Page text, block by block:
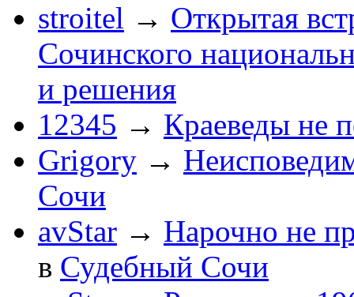
stroitel → Открытая
Сочинского
и решения
12345 → Краеведы не
Grigory →
Сочи
avStar → Нарочно не
в Судебный Сочи